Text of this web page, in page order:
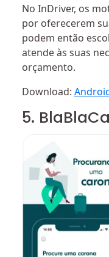
No InDriver, os
por oferecerem
podem então
atende às suas
orçamento.
Download:
5.